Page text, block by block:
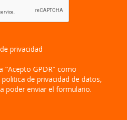
privacidad
"Acepto GPDR" como
de privacidad de datos,
poder enviar el formulario.